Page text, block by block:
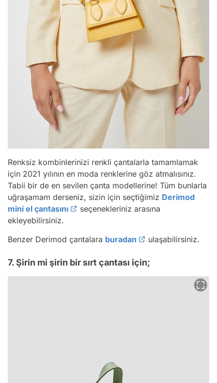
Renksiz kombinlerinizi renkli çantalarla tamamlamak
için 2021 yılının en moda renklerine göz atmalısınız.
Tabii bir de en sevilen çanta modellerine! Tüm bunlarla
uğraşamam derseniz, sizin için seçtiğimiz Derimod
mini el çantasını
seçenekleriniz arasına
ekleyebilirsiniz.
Benzer Derimod çantalara buradan ulaşabilirsiniz.
7. Şirin mi şirin bir sırt çantası için;